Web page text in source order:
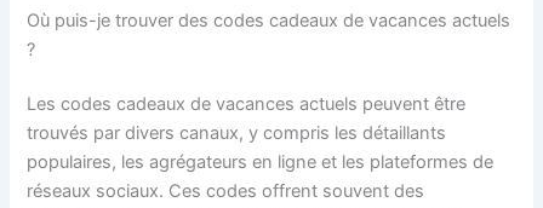
Où puis-je trouver des codes cadeaux de vacances actuels
?
Les codes cadeaux de vacances actuels peuvent être
trouvés par divers canaux, y compris les détaillants
populaires, les agrégateurs en ligne et les plateformes de
réseaux sociaux. Ces codes offrent souvent des